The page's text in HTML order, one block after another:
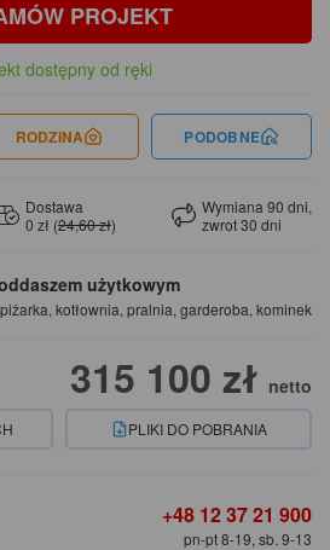
użytkowym
kotłownia, pralnia, garderoba, kominek
315 100 zł netto
PLIKI DO POBRANIA
PROJEKT
dostępny od ręki
RODZINA PODOBNE
Dostawa
0 zł (24,60 zł)
Wymiana 90 dni,
zwrot 30 dni
+48 12 37 21 900
pn-pt 8-19, sb. 9-13